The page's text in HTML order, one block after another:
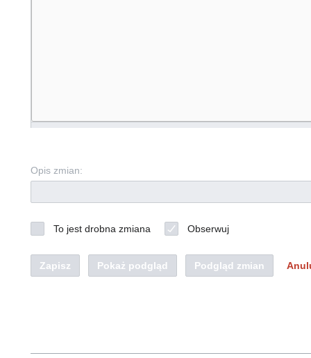
Opis zmian:
To jest drobna zmiana Obserwuj
Zapisz Pokaż podgląd Podgląd zmian